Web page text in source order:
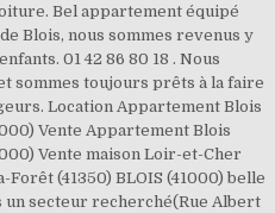
Bel appartement équipé
Blois, nous sommes revenus y
01 42 86 80 18 . Nous
sommes toujours prêts à la faire
Location Appartement Blois
Vente Appartement Blois
Vente maison Loir-et-Cher
Forêt (41350) BLOIS (41000) belle
un secteur recherché(Rue Albert